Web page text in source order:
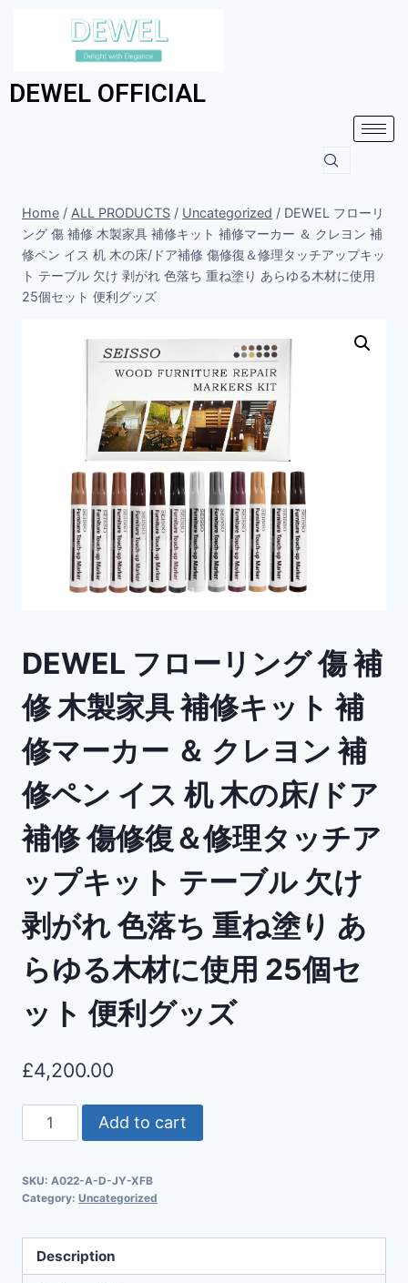
DEWEL OFFICIAL
Home / ALL PRODUCTS / Uncategorized / DEWEL フローリ
ング 傷 補修 木製家具 補修キット 補修マーカー ＆ クレヨン 補
修ペン イス 机 木の床/ドア補修 傷修復＆修理タッチアップキッ
ト テーブル 欠け 剥がれ 色落ち 重ね塗り あらゆる木材に使用
25個セット 便利グッズ
DEWEL フローリング 傷 補
修 木製家具 補修キット 補
修マーカー ＆ クレヨン 補
修ペン イス 机 木の床/ドア
補修 傷修復＆修理タッチア
ップキット テーブル 欠け
剥がれ 色落ち 重ね塗り あ
らゆる木材に使用 25個セ
ット 便利グッズ
£4,200.00
Add to cart
SKU: A022-A-D-JY-XFB
Category: Uncategorized
Description